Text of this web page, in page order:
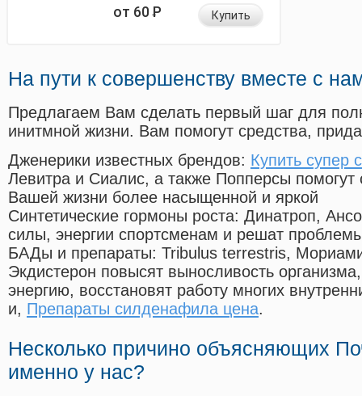
от 60Р Купить
На пути к совершенству вместе с
Предлагаем Вам сделать первый шаг для
инитмной жизни. Вам помогут средства,
Дженерики известных брендов: Купить супер
Левитра и Сиалис, а также Попперсы помогут
Вашей жизни более насыщенной и яркой
Синтетические гормоны роста: Динатроп,
силы, энергии спортсменам и решат
БАДы и препараты: Tribulus terrestris,
Экдистерон повысят выносливость
энергию, восстановят работу многих
и, Препараты силденафила цена.
Несколько причино объясняющих
именно у нас?